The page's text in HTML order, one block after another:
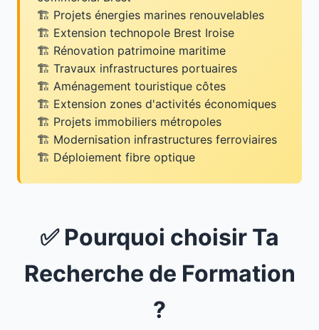
Projets énergies marines renouvelables
Extension technopole Brest Iroise
Rénovation patrimoine maritime
Travaux infrastructures portuaires
Aménagement touristique côtes
Extension zones d'activités économiques
Projets immobiliers métropoles
Modernisation infrastructures ferroviaires
Déploiement fibre optique
✅ Pourquoi choisir Ta
Recherche de Formation
?